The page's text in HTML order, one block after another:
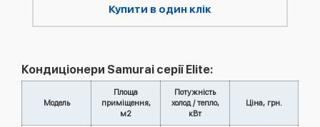
Купити в один клік
Кондиціонери Samurai серії Elite:
Модель
Площа
приміщення,
м2
Потужність
холод / тепло,
кВт
Ціна, грн.